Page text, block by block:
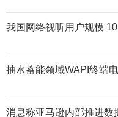
我国网络视听用户规模
抽水蓄能领域WAPI终端
消息称亚马逊内部推进数